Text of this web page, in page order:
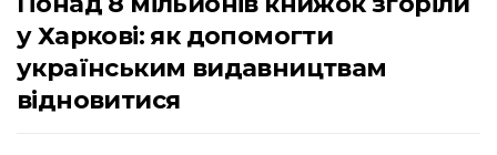
у Харкові: як допомогти
українським видавництвам
відновитися